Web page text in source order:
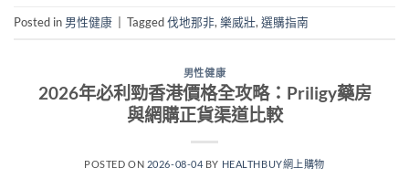
Posted in 男性健康 Tagged伐地那非, 樂威壯, 選購指南
男性健康
2026年必利勁香港價格全攻略：Priligy藥房
與網購正貨渠道比較
POSTED ON 2026-08-04 BY HEALTHBUY網上購物